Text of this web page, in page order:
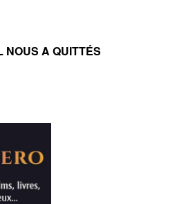
NOUS A QUITTÉS